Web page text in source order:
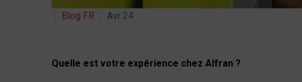
Blog FR Avr 24
Quelle est votre expérience chez Alfran ?